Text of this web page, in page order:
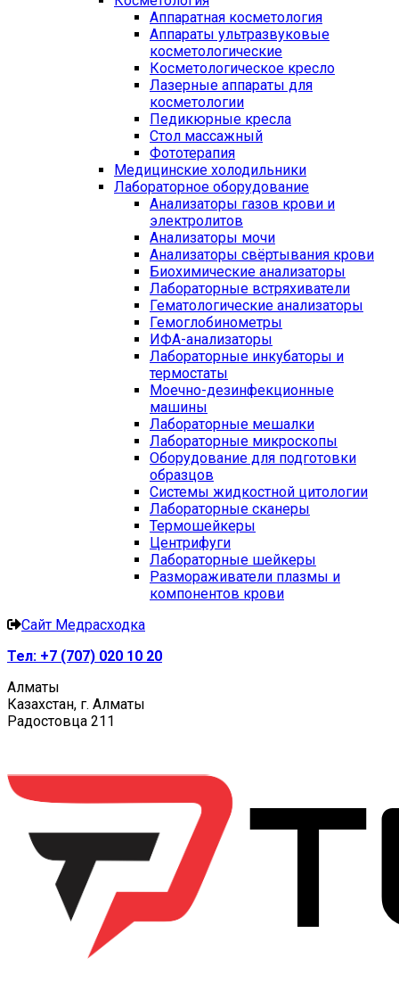
Аппаратная косметология
Аппараты ультразвуковые
косметологические
Косметологическое кресло
Лазерные аппараты для
косметологии
Педикюрные кресла
Стол массажный
Фототерапия
Медицинские холодильники
Лабораторное оборудование
Анализаторы газов крови и
электролитов
Анализаторы мочи
Анализаторы свёртывания крови
Биохимические анализаторы
Лабораторные встряхиватели
Гематологические анализаторы
Гемоглобинометры
ИФА-анализаторы
Лабораторные инкубаторы и
термостаты
Моечно-дезинфекционные
машины
Лабораторные мешалки
Лабораторные микроскопы
Оборудование для подготовки
образцов
Системы жидкостной цитологии
Лабораторные сканеры
Термошейкеры
Центрифуги
Лабораторные шейкеры
Размораживатели плазмы и
компонентов крови
Сайт Медрасходка
Тел: +7 (707) 020 10 20
Алматы
Казахстан, г. Алматы
Радостовца 211